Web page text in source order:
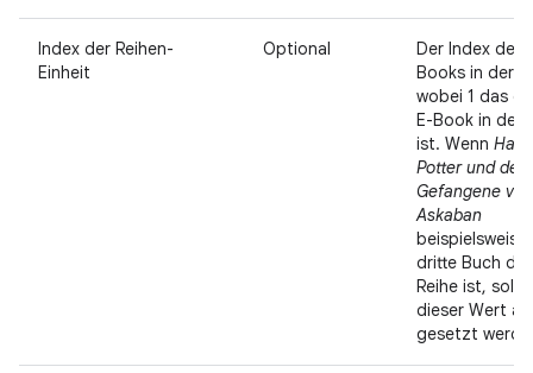
Index der Reihen-
Einheit
Optional
Der Index des
Books in der
wobei 1 das
E-Book in der
ist. Wenn
Potter und der
Gefangene von
Askaban
beispielsweise
dritte Buch der
Reihe ist, sollte
dieser Wert
gesetzt